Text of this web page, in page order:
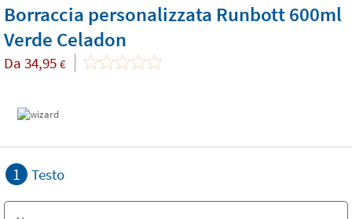
Borraccia personalizzata Runbott 600ml
Verde Celadon
Da 34,95 €
1 Testo